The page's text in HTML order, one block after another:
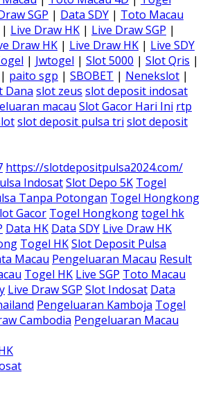
SGP | Data SDY | Toto Macau
| Live Draw HK | Live Draw SGP |
Draw HK | Live Draw HK | Live SDY
| Jwtogel | Slot 5000 | Slot Qris |
| paito sgp | SBOBET | Nenekslot |
Dana slot zeus slot deposit indosat
macau Slot Gacor Hari Ini rtp
slot deposit pulsa tri slot deposit
https://slotdepositpulsa2024.com/
IndosatSlot Depo 5K Togel
Tanpa Potongan Togel Hongkong
Gacor Togel Hongkongtogel hk
Data HK Data SDY Live Draw HK
Togel HKSlot Deposit Pulsa
Macau Pengeluaran Macau Result
Togel HK Live SGP Toto Macau
Live Draw SGP Slot Indosat Data
Pengeluaran Kamboja Togel
Cambodia Pengeluaran Macau